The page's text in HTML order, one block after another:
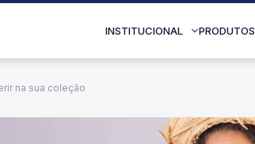
INSTITUCIONAL PRODUTOS
na sua coleção